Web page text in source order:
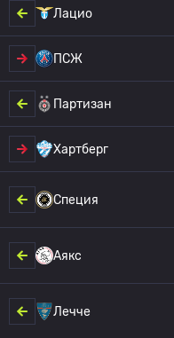
Лацио
ПСЖ
Партизан
Хартберг
Специя
Аякс
Лечче